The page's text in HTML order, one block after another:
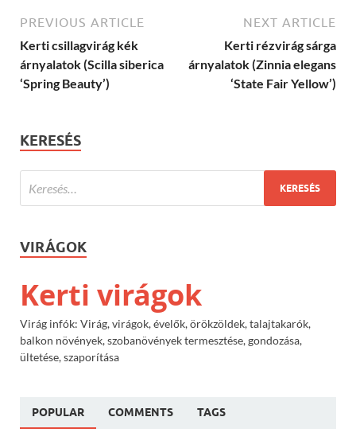
PREVIOUS ARTICLE
Kerti csillagvirág kék
árnyalatok (Scilla siberica
‘Spring Beauty’)
NEXT ARTICLE
Kerti rézvirág sárga
árnyalatok (Zinnia elegans
‘State Fair Yellow’)
KERESÉS
VIRÁGOK
Kerti virágok
Virág infók: Virág, virágok, évelők, örökzöldek, talajtakarók,
balkon növények, szobanövények termesztése, gondozása,
ültetése, szaporítása
POPULAR COMMENTS TAGS